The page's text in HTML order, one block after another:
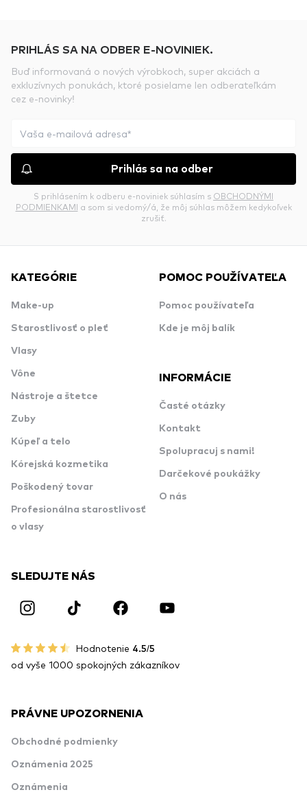
PRIHLÁS SA NA ODBER E-NOVINIEK.
Buď informovaná o nových výrobkoch, super akciách a
exkluzívnych ponukách, ktoré posielame len odberateľkám
cez e-novinky!
Prihlás sa na odber
S prihlásením k odberu e-noviniek súhlasím s OBCHODNÝMI
PODMIENKAMI a som si vedomý/á, že môj súhlas môžem kedykoľvek
zrušiť.
KATEGÓRIE
Make-up
Starostlivosť o pleť
Vlasy
Vône
Nástroje a štetce
Zuby
Kúpeľ a telo
Kórejská kozmetika
Poškodený tovar
Profesionálna starostlivosť
o vlasy
POMOC POUŽÍVATEĽA
Pomoc používateľa
Kde je môj balík
INFORMÁCIE
Časté otázky
Kontakt
Spolupracuj s nami!
Darčekové poukážky
O nás
SLEDUJTE NÁS
Hodnotenie 4.5/5
od vyše 1000 spokojných zákazníkov
PRÁVNE UPOZORNENIA
Obchodné podmienky
Oznámenia 2025
Oznámenia